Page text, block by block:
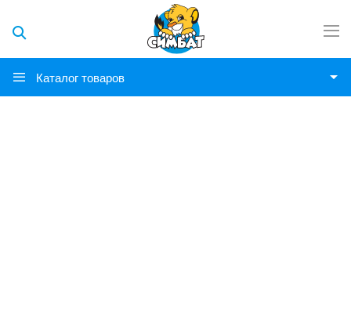
Каталог товаров